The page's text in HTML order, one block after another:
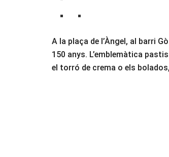
A la plaça de l’Àngel, al barri
150 anys. L’emblemàtica
el torró de crema o els